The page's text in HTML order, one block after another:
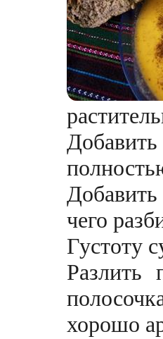
чего
Густоту
Разлить
хорошо